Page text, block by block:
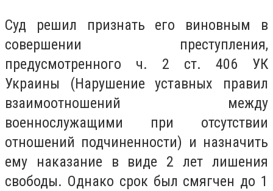
Суд решил признать его виновным в
совершении преступления,
предусмотренного ч. 2 ст. 406 УК
Украины (Нарушение уставных правил
взаимоотношений между
военнослужащими при отсутствии
отношений подчиненности) и назначить
ему наказание в виде 2 лет лишения
свободы. Однако срок был смягчен до 1